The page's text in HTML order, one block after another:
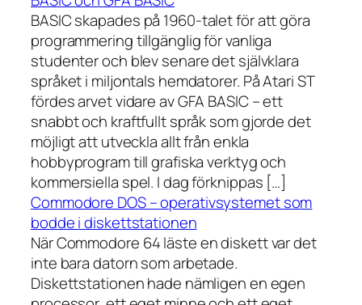
BASIC skapades på 1960-talet för att göra
programmering tillgänglig för vanliga
studenter och blev senare det självklara
språket i miljontals hemdatorer. På Atari ST
fördes arvet vidare av GFA BASIC – ett
snabbt och kraftfullt språk som gjorde det
möjligt att utveckla allt från enkla
hobbyprogram till grafiska verktyg och
kommersiella spel. I dag förknippas […]
Commodore DOS – operativsystemet som
bodde i diskettstationen
När Commodore 64 läste en diskett var det
inte bara datorn som arbetade.
Diskettstationen hade nämligen en egen